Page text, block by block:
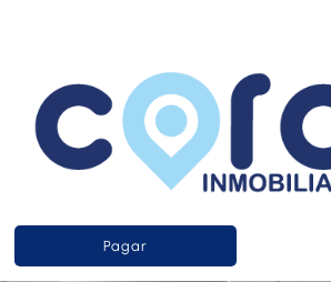
Pagar